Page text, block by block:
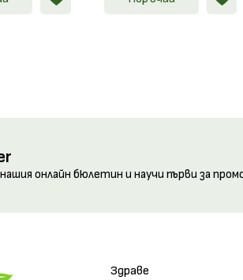
онлайн бюлетин и научи първи за
Здраве